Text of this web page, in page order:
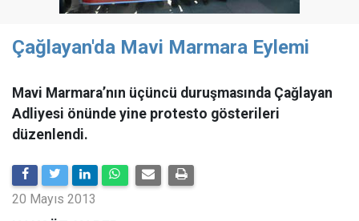
Çağlayan'da Mavi Marmara Eylemi
Mavi Marmara’nın üçüncü duruşmasında Çağlayan
Adliyesi önünde yine protesto gösterileri
düzenlendi.
20 Mayıs 2013